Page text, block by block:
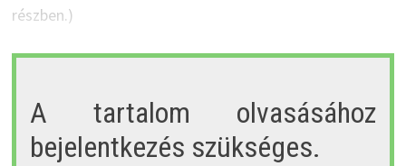
részben.)
A tartalom olvasásához
bejelentkezés szükséges.